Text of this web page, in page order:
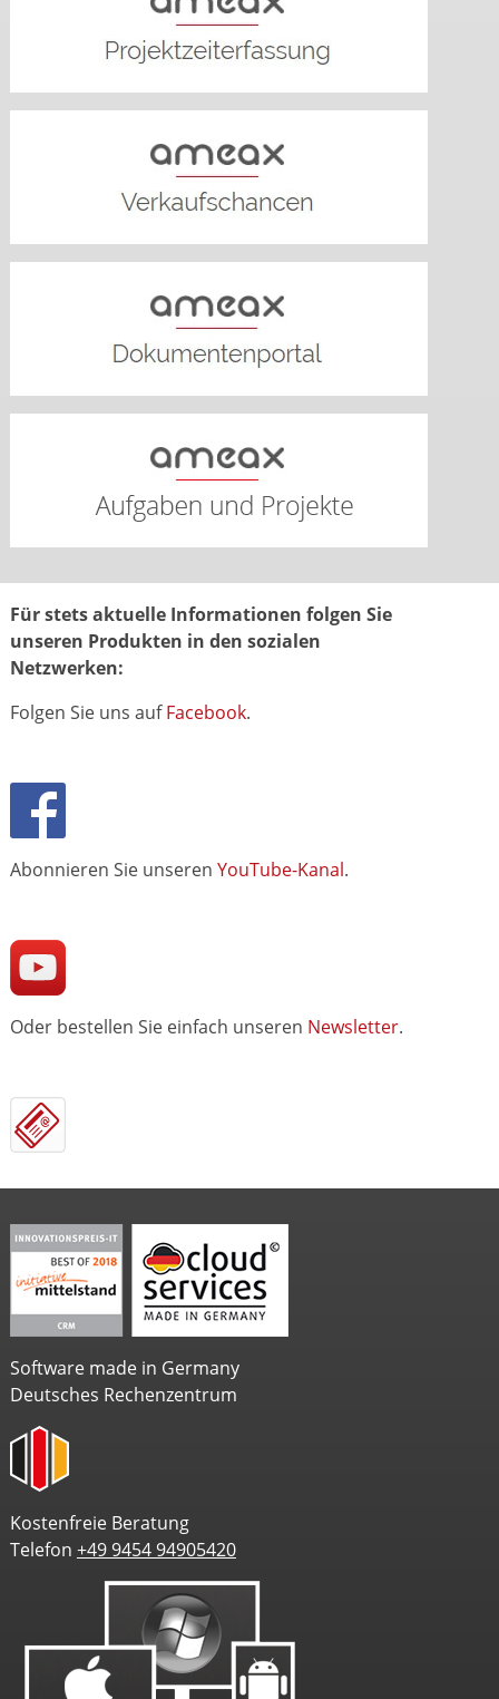
Für stets aktuelle Informationen folgen Sie
unseren Produkten in den sozialen
Netzwerken:
Folgen Sie uns aufFacebook.
Abonnieren Sie unseren YouTube-Kanal.
Oder bestellen Sie einfach unseren Newsletter.
Software made in Germany
Deutsches Rechenzentrum
Kostenfreie Beratung
Telefon +49 9454 94905420